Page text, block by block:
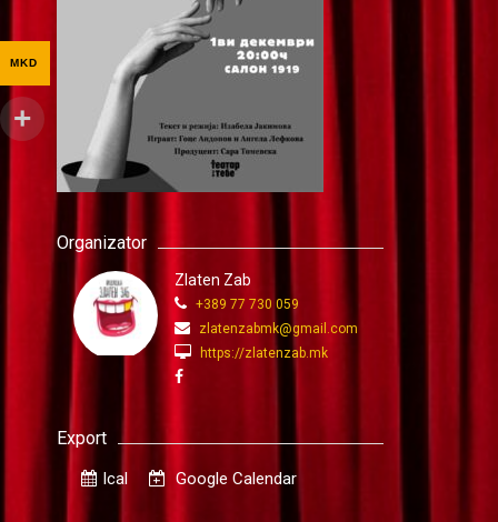
Organizator
Zlaten Zab
+389 77 730 059
zlatenzabmk@gmail.com
https://zlatenzab.mk
Export
Ical Google Calendar
MKD